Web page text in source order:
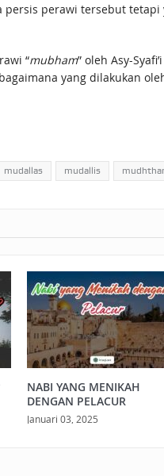
persis perawi tersebut
“mubham” oleh Asy-
yang dilakukan
mudallas mudallis
NABI YANG MENIKAH
DENGAN PELACUR
Januari 03, 2025